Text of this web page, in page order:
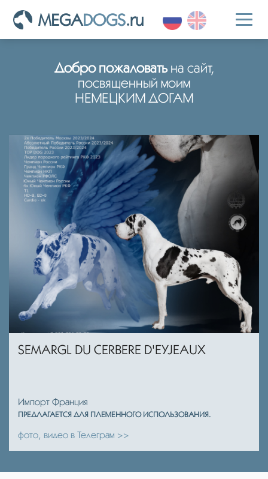
MEGADOGS.ru
Добро пожаловатьна сайт,
посвященный моим
НЕМЕЦКИМ ДОГАМ
SEMARGL DU CERBERE D'EYJEAUX
Импорт Франция
ПРЕДЛАГАЕТСЯ ДЛЯ ПЛЕМЕННОГО ИСПОЛЬЗОВАНИЯ.
фото, видео в Телеграм >>